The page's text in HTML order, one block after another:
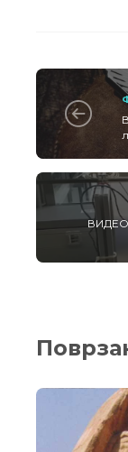
ВИДЕО: